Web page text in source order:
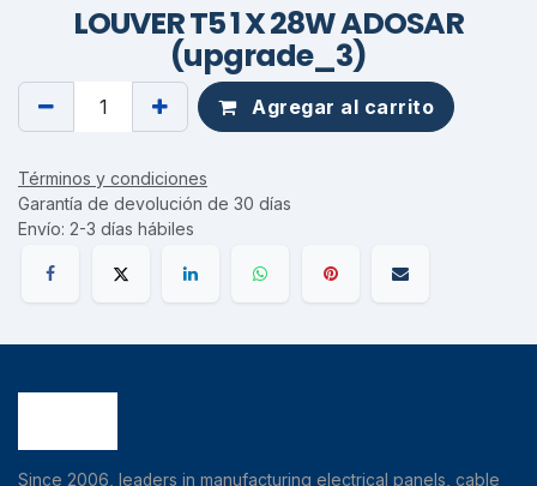
LOUVER T5 1 X 28W ADOSAR
(upgrade_3)
Agregar al carrito
Términos y condiciones
Garantía de devolución de 30 días
Envío: 2-3 días hábiles
Since 2006, leaders in manufacturing electrical panels, cable